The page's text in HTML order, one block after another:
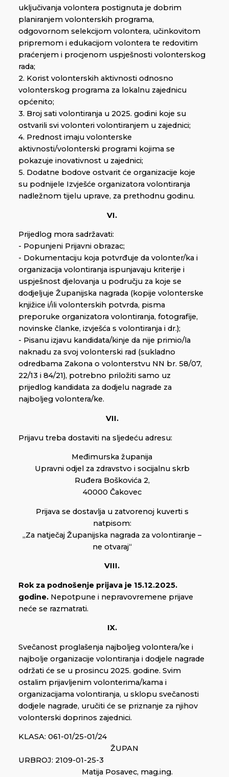
uključivanja volontera postignuta je dobrim
planiranjem volonterskih programa,
odgovornom selekcijom volontera, učinkovitom
pripremom i edukacijom volontera te redovitim
praćenjem i procjenom uspješnosti volonterskog
rada;
2. Korist volonterskih aktivnosti odnosno
volonterskog programa za lokalnu zajednicu
općenito;
3. Broj sati volontiranja u 2025. godini koje su
ostvarili svi volonteri volontiranjem u zajednici;
4. Prednost imaju volonterske
aktivnosti/volonterski programi kojima se
pokazuje inovativnost u zajednici;
5. Dodatne bodove ostvarit će organizacije koje
su podnijele Izvješće organizatora volontiranja
nadležnom tijelu uprave, za prethodnu godinu.
VI.
Prijedlog mora sadržavati:
- Popunjeni Prijavni obrazac;
- Dokumentaciju koja potvrđuje da volonter/ka i
organizacija volontiranja ispunjavaju kriterije i
uspješnost djelovanja u području za koje se
dodjeljuje Županijska nagrada (kopije volonterske
knjižice i/ili volonterskih potvrda, pisma
preporuke organizatora volontiranja, fotografije,
novinske članke, izvješća s volontiranja i dr.);
- Pisanu izjavu kandidata/kinje da nije primio/la
naknadu za svoj volonterski rad (sukladno
odredbama Zakona o volonterstvu NN br. 58/07,
22/13 i 84/21), potrebno priložiti samo uz
prijedlog kandidata za dodjelu nagrade za
najboljeg volontera/ke.
VII.
Prijavu treba dostaviti na sljedeću adresu:
Međimurska županija
Upravni odjel za zdravstvo i socijalnu skrb
Ruđera Boškovića 2,
40000 Čakovec
Prijava se dostavlja u zatvorenoj kuverti s
natpisom:
„Za natječaj Županijska nagrada za volontiranje –
ne otvaraj“
VIII.
Rok za podnošenje prijava je 15.12.2025.
godine. Nepotpune i nepravovremene prijave
neće se razmatrati.
IX.
Svečanost proglašenja najboljeg volontera/ke i
najbolje organizacije volontiranja i dodjele nagrade
održati će se u prosincu 2025. godine. Svim
ostalim prijavljenim volonterima/kama i
organizacijama volontiranja, u sklopu svečanosti
dodjele nagrade, uručiti će se priznanje za njihov
volonterski doprinos zajednici.
KLASA: 061-01/25-01/24
ŽUPAN
URBROJ: 2109-01-25-3
Matija Posavec, mag.ing.